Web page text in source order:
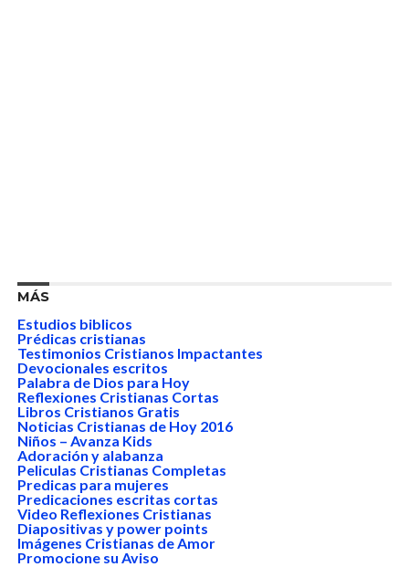
MÁS
Estudios biblicos
Prédicas cristianas
Testimonios Cristianos Impactantes
Devocionales escritos
Palabra de Dios para Hoy
Reflexiones Cristianas Cortas
Libros Cristianos Gratis
Noticias Cristianas de Hoy 2016
Niños – Avanza Kids
Adoración y alabanza
Peliculas Cristianas Completas
Predicas para mujeres
Predicaciones escritas cortas
Video Reflexiones Cristianas
Diapositivas y power points
Imágenes Cristianas de Amor
Promocione su Aviso